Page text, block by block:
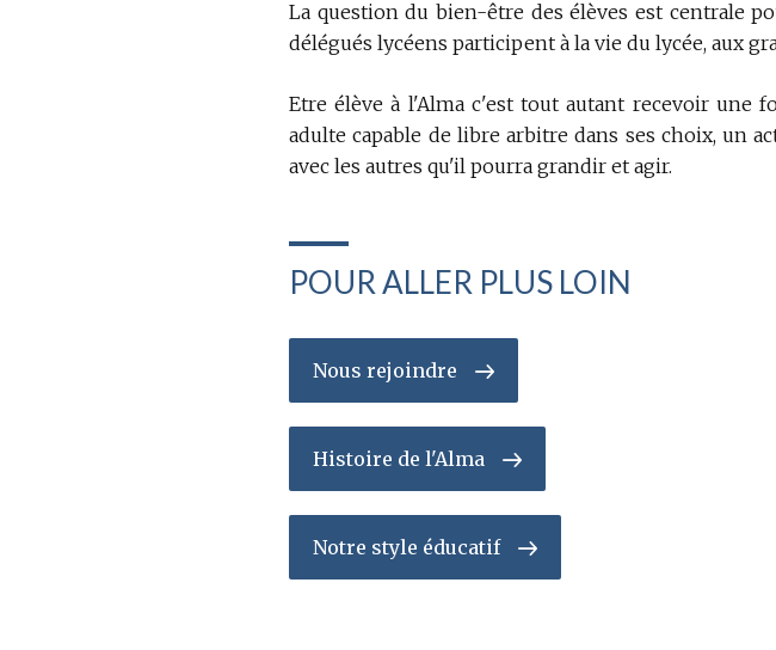
La question du bien-être des élèves est centrale
délégués lycéens participent à la vie du lycée, aux
Etre élève à l'Alma c'est tout autant recevoir une
adulte capable de libre arbitre dans ses choix, un
avec les autres qu'il pourra grandir et agir.
POUR ALLER PLUS LOIN
Nous rejoindre
Histoire de l'Alma
Notre style éducatif